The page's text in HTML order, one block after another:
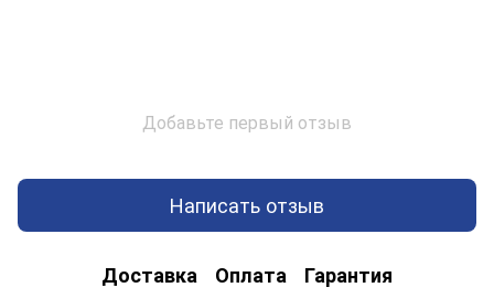
Добавьте первый отзыв
Написать отзыв
Доставка Оплата Гарантия